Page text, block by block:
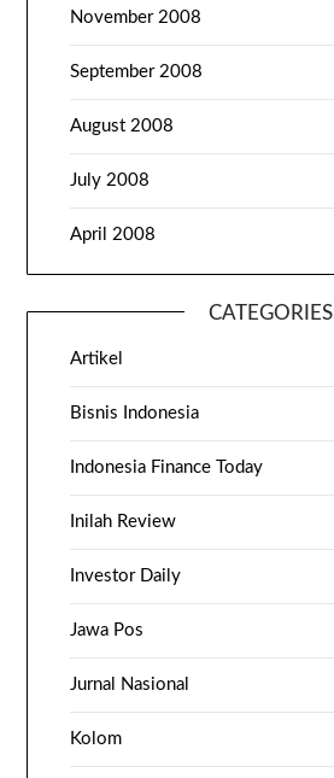
November 2008
September 2008
August 2008
July 2008
April 2008
CATEGORIES
Artikel
Bisnis Indonesia
Indonesia Finance Today
Inilah Review
Investor Daily
Jawa Pos
Jurnal Nasional
Kolom